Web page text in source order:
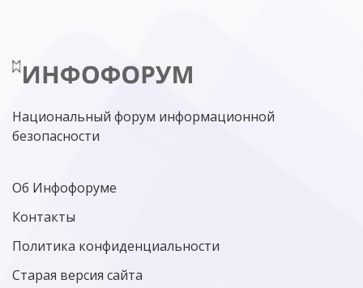
МИНЦИФРЫ РОССИИ NGFW
Национальный форум информационной
безопасности
Об Инфофоруме
Контакты
Политика конфиденциальности
Старая версия сайта